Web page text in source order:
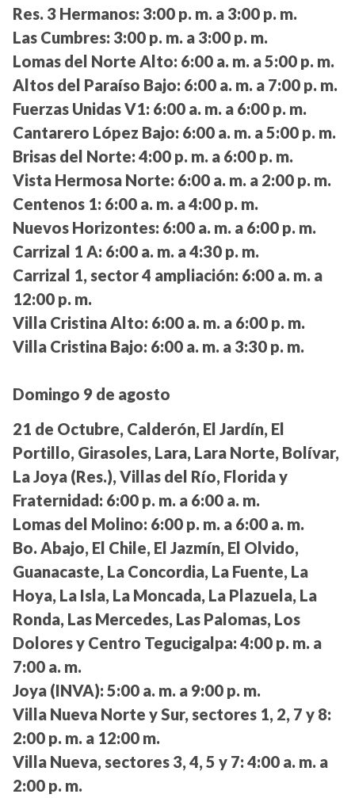
Res. 3 Hermanos: 3:00 p. m. a 3:00 p. m.
Las Cumbres: 3:00 p. m. a 3:00 p. m.
Lomas del Norte Alto: 6:00 a. m. a 5:00 p. m.
Altos del Paraíso Bajo: 6:00 a. m. a 7:00 p. m.
Fuerzas Unidas V1: 6:00 a. m. a 6:00 p. m.
Cantarero López Bajo: 6:00 a. m. a 5:00 p. m.
Brisas del Norte: 4:00 p. m. a 6:00 p. m.
Vista Hermosa Norte: 6:00 a. m. a 2:00 p. m.
Centenos 1: 6:00 a. m. a 4:00 p. m.
Nuevos Horizontes: 6:00 a. m. a 6:00 p. m.
Carrizal 1 A: 6:00 a. m. a 4:30 p. m.
Carrizal 1, sector 4 ampliación: 6:00 a. m. a
12:00 p. m.
Villa Cristina Alto: 6:00 a. m. a 6:00 p. m.
Villa Cristina Bajo: 6:00 a. m. a 3:30 p. m.
Domingo 9 de agosto
21 de Octubre, Calderón, El Jardín, El
Portillo, Girasoles, Lara, Lara Norte, Bolívar,
La Joya (Res.), Villas del Río, Florida y
Fraternidad: 6:00 p. m. a 6:00 a. m.
Lomas del Molino: 6:00 p. m. a 6:00 a. m.
Bo. Abajo, El Chile, El Jazmín, El Olvido,
Guanacaste, La Concordia, La Fuente, La
Hoya, La Isla, La Moncada, La Plazuela, La
Ronda, Las Mercedes, Las Palomas, Los
Dolores y Centro Tegucigalpa: 4:00 p. m. a
7:00 a. m.
Joya (INVA): 5:00 a. m. a 9:00 p. m.
Villa Nueva Norte y Sur, sectores 1, 2, 7 y 8:
2:00 p. m. a 12:00 m.
Villa Nueva, sectores 3, 4, 5 y 7: 4:00 a. m. a
2:00 p. m.